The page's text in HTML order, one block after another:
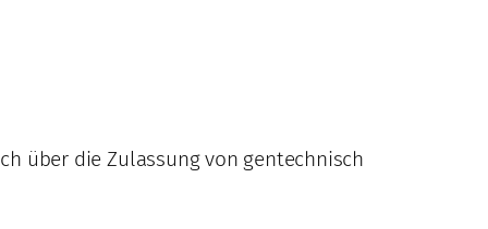
über die Zulassung von gentechnisch